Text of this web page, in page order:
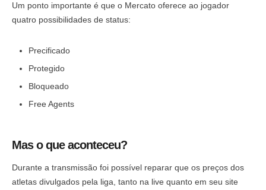
Um ponto importante é que o Mercato oferece ao jogador
quatro possibilidades de status:
Precificado
Protegido
Bloqueado
Free Agents
Mas o que aconteceu?
Durante a transmissão foi possível reparar que os preços dos
atletas divulgados pela liga, tanto na live quanto em seu site